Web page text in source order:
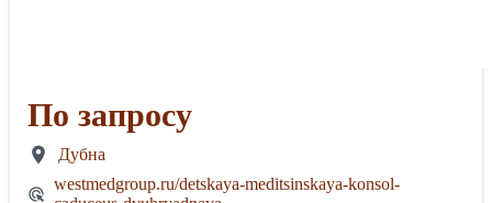
По запросу
Дубна
westmedgroup.ru/detskaya-meditsinskaya-konsol-